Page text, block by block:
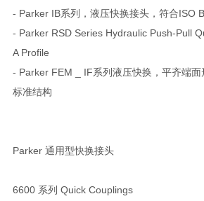
- Parker IB系列，液压快换接头，符合ISO
- Parker RSD Series Hydraulic Push-Pull
A Profile
- Parker FEM _ IF系列液压快换，平齐端
标准结构
Parker 通用型快换接头
6600 系列 Quick Couplings